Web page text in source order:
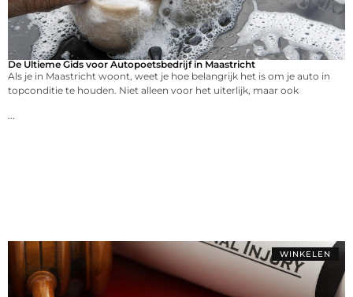
De Ultieme Gids voor Autopoetsbedrijf in Maastricht
Als je in Maastricht woont, weet je hoe belangrijk het is om je auto in
topconditie te houden. Niet alleen voor het uiterlijk, maar ook
...
WINKELEN